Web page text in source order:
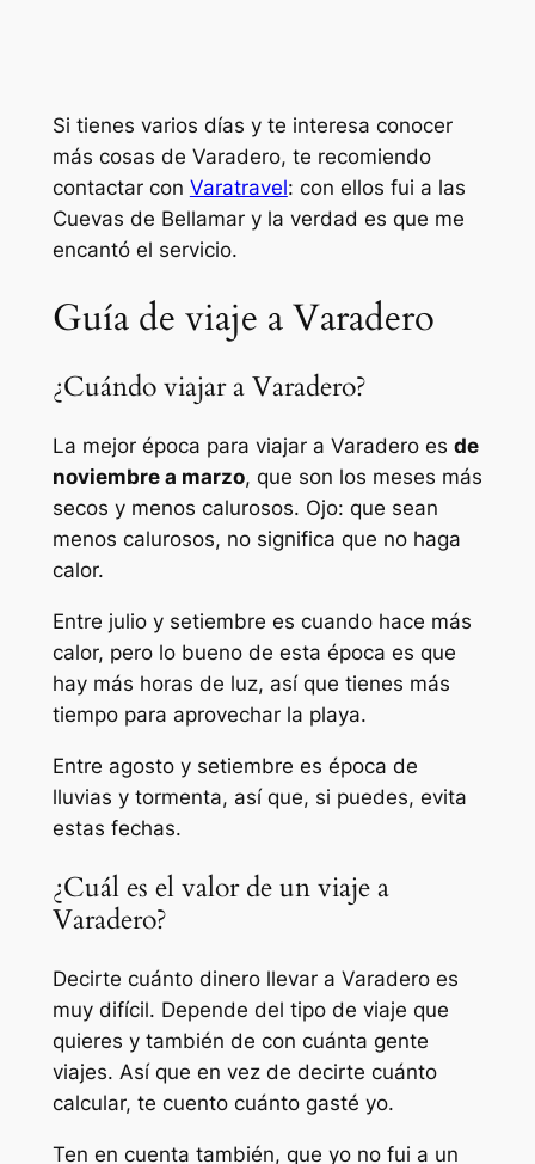
Si tienes varios días y te interesa conocer
más cosas de Varadero, te recomiendo
contactar con Varatravel: con ellos fui a las
Cuevas de Bellamar y la verdad es que me
encantó el servicio.
Guía de viaje a Varadero
¿Cuándo viajar a Varadero?
La mejor época para viajar a Varadero es de
noviembre a marzo, que son los meses más
secos y menos calurosos. Ojo: que sean
menos calurosos, no significa que no haga
calor.
Entre julio y setiembre es cuando hace más
calor, pero lo bueno de esta época es que
hay más horas de luz, así que tienes más
tiempo para aprovechar la playa.
Entre agosto y setiembre es época de
lluvias y tormenta, así que, si puedes, evita
estas fechas.
¿Cuál es el valor de un viaje a
Varadero?
Decirte cuánto dinero llevar a Varadero es
muy difícil. Depende del tipo de viaje que
quieres y también de con cuánta gente
viajes. Así que en vez de decirte cuánto
calcular, te cuento cuánto gasté yo.
Ten en cuenta también, que yo no fui a un